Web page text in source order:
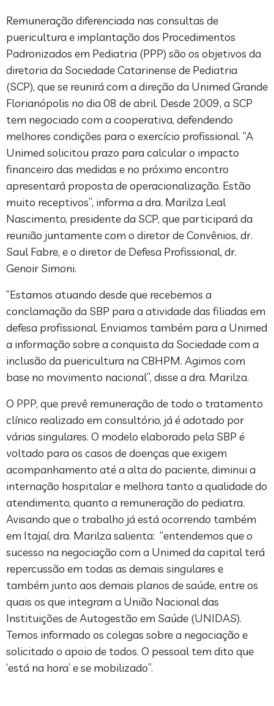
Remuneração diferenciada nas consultas de
puericultura e implantação dos Procedimentos
Padronizados em Pediatria (PPP) são os objetivos da
diretoria da Sociedade Catarinense de Pediatria
(SCP), que se reunirá com a direção da Unimed Grande
Florianópolis no dia 08 de abril. Desde 2009, a SCP
tem negociado com a cooperativa, defendendo
melhores condições para o exercício profissional. “A
Unimed solicitou prazo para calcular o impacto
financeiro das medidas e no próximo encontro
apresentará proposta de operacionalização. Estão
muito receptivos”, informa a dra. Marilza Leal
Nascimento, presidente da SCP, que participará da
reunião juntamente com o diretor de Convênios, dr.
Saul Fabre, e o diretor de Defesa Profissional, dr.
Genoir Simoni.
“Estamos atuando desde que recebemos a
conclamação da SBP para a atividade das filiadas em
defesa profissional. Enviamos também para a Unimed
a informação sobre a conquista da Sociedade com a
inclusão da puericultura na CBHPM. Agimos com
base no movimento nacional”, disse a dra. Marilza.
O PPP, que prevê remuneração de todo o tratamento
clínico realizado em consultório, já é adotado por
várias singulares. O modelo elaborado pela SBP é
voltado para os casos de doenças que exigem
acompanhamento até a alta do paciente, diminui a
internação hospitalar e melhora tanto a qualidade do
atendimento, quanto a remuneração do pediatra.
Avisando que o trabalho já está ocorrendo também
em Itajaí, dra. Marilza salienta: “entendemos que o
sucesso na negociação com a Unimed da capital terá
repercussão em todas as demais singulares e
também junto aos demais planos de saúde, entre os
quais os que integram a União Nacional das
Instituições de Autogestão em Saúde (UNIDAS).
Temos informado os colegas sobre a negociação e
solicitado o apoio de todos. O pessoal tem dito que
‘está na hora’ e se mobilizado”.